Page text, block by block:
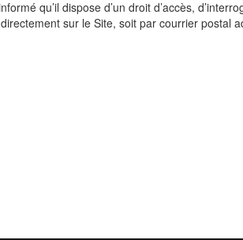
qu’il dispose d’un droit d’accès,
sur le Site, soit par courrier postal